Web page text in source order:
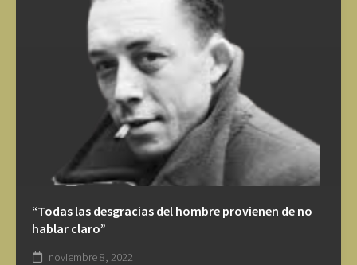
“Todas las desgracias del hombre provienen de no
hablar claro”
noviembre 8, 2022